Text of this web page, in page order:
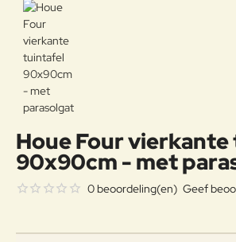
Houe Four
90x90cm - met
0 beoordeling(en) Geef